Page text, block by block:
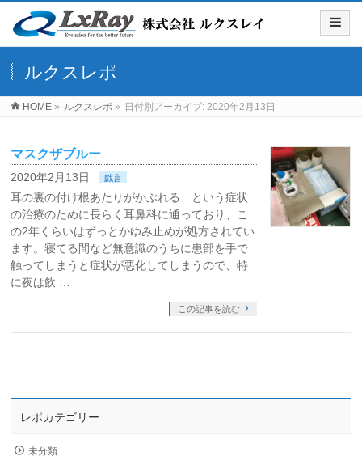
ルクスレポ
HOME » ルクスレポ » 日付別アーカイブ: 2020年2月13日
マスクザブルー
2020年2月13日 戯言
耳の裏の付け根あたりがかぶれる、という症状
の治療のために長らく耳鼻科に通っており、こ
の2年くらいはずっとかゆみ止めが処方されてい
ます。寝てる間など無意識のうちに患部を手で
触ってしまうと症状が悪化してしまうので、特
に夜は飲 …
この記事を読む
レポカテゴリー
未分類